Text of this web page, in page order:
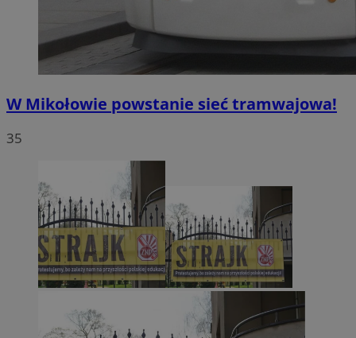
W Mikołowie powstanie sieć tramwajowa!
35